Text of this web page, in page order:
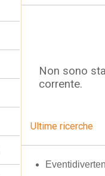
Non sono
corrente.
Ultime ricerche